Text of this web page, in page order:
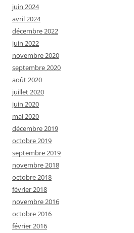
juin 2024
avril 2024
décembre 2022
juin 2022
novembre 2020
septembre 2020
août 2020
juillet 2020
juin 2020
mai 2020
décembre 2019
octobre 2019
septembre 2019
novembre 2018
octobre 2018
février 2018
novembre 2016
octobre 2016
février 2016